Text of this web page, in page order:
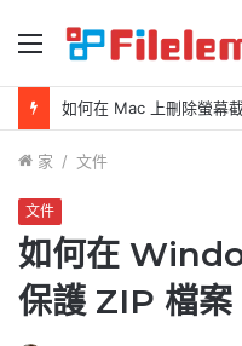
如何在 Mac 上刪除螢幕
家 / 文件
文件
如何在
保護 ZIP 檔